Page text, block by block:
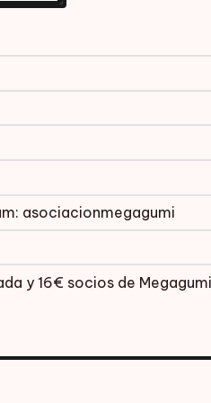
asociacionmegagumi
y 16€ socios de